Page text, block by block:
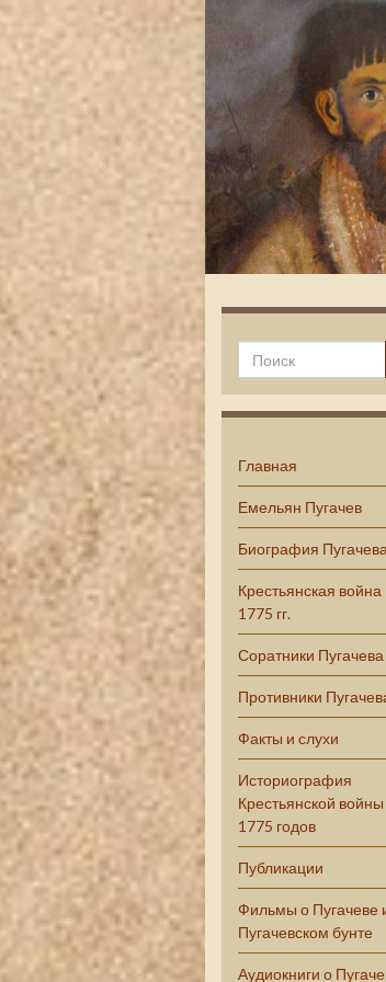
Главная
Емельян Пугачев
Биография Пугачева
Крестьянская
1775 гг.
Соратники Пугачева
Противники
Факты и слухи
Историография
Крестьянской
1775 годов
Публикации
Фильмы о Пугачеве
Пугачевском бунте
Аудиокниги о